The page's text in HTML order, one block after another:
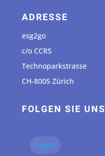
ADRESSE
esg2go
c/o CCRS
Technoparkstrasse
CH-8005 Zürich
FOLGEN SIE UNS
Folgen